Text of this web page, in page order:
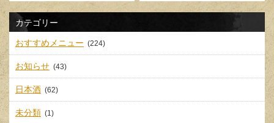
カテゴリー
おすすめメニュー (224)
お知らせ (43)
日本酒 (62)
未分類 (1)